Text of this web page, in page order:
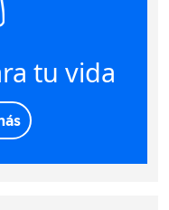
tu vida